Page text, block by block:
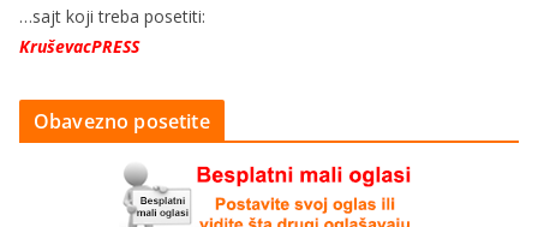
…sajt koji treba posetiti:
KruševacPRESS
Obavezno posetite